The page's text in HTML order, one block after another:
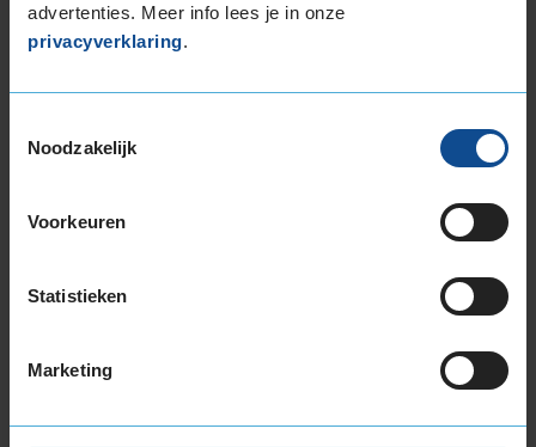
advertenties. Meer info lees je in onze
privacyverklaring.
Noodzakelijk
Voorkeuren
Statistieken
Marketing
16-inch banden
195/45R16 84V EXTRALOAD
195/55R16 87V
205/45R16 87W EXTRALOAD
205/55R16 91H
205/55R16 91W